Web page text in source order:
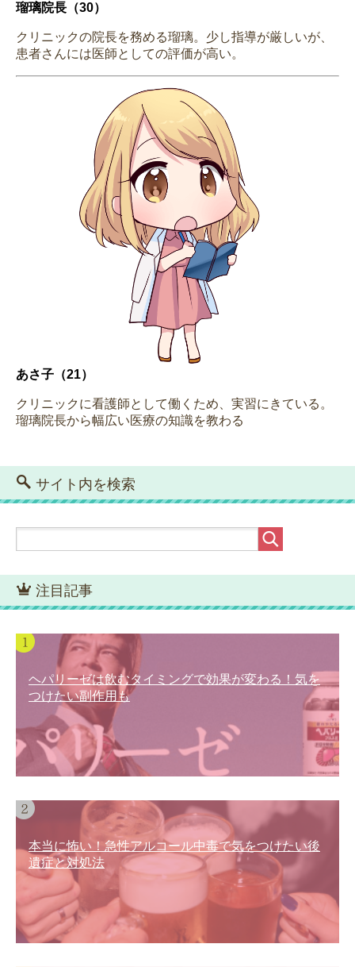
瑠璃院長（30）
クリニックの院長を務める瑠璃。少し指導が厳しいが、
患者さんには医師としての評価が高い。
あさ子（21）
クリニックに看護師として働くため、実習にきている。
瑠璃院長から幅広い医療の知識を教わる
サイト内を検索
注目記事
ヘパリーゼは飲むタイミングで効果が変わる！気を
つけたい副作用も
本当に怖い！急性アルコール中毒で気をつけたい後
遺症と対処法